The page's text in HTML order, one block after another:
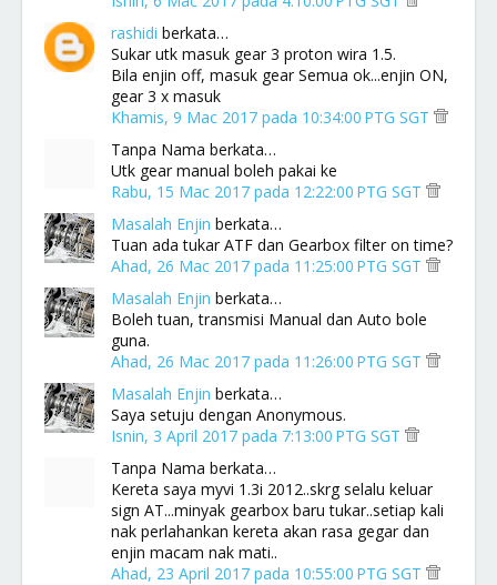
rashidi berkata…
Sukar utk masuk gear 3 proton wira 1.5.
Bila enjin off, masuk gear Semua ok...enjin ON,
gear 3 x masuk
Khamis, 9 Mac 2017 pada 10:34:00 PTG SGT
Tanpa Nama berkata…
Utk gear manual boleh pakai ke
Rabu, 15 Mac 2017 pada 12:22:00 PTG SGT
Masalah Enjin berkata…
Tuan ada tukar ATF dan Gearbox filter on time?
Ahad, 26 Mac 2017 pada 11:25:00 PTG SGT
Masalah Enjin berkata…
Boleh tuan, transmisi Manual dan Auto bole
guna.
Ahad, 26 Mac 2017 pada 11:26:00 PTG SGT
Masalah Enjin berkata…
Saya setuju dengan Anonymous.
Isnin, 3 April 2017 pada 7:13:00 PTG SGT
Tanpa Nama berkata…
Kereta saya myvi 1.3i 2012..skrg selalu keluar
sign AT...minyak gearbox baru tukar..setiap kali
nak perlahankan kereta akan rasa gegar dan
enjin macam nak mati..
Ahad, 23 April 2017 pada 10:55:00 PTG SGT